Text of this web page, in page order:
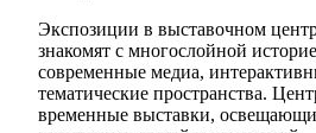
Экспозиции в выставочном
знакомят с многослойной
современные медиа,
тематические пространства.
временные выставки,